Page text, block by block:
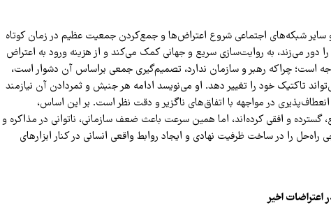
و سایر شبکه‌های اجتماعی شروع اعتراض‌ها و جمع‌کردن جمعیت عظیم در زمان کوتاه
دور می‌زند، به روایت‌سازی سریع و جهانی کمک می‌کند و از هزینه ورود به اعتراض
است؛ چراکه رهبر و سازمان ندارد، تصمیم‌گیری جمعی براساس آن دشوار است،
تاکتیک خود را تغییر دهد. او می‌نویسد ادامه هر جنبش و ثمردادن آن نیازمند
انعطاف‌پذیری در مواجهه با اتفاق‌های ناگزیر و دقت نظر است. بر این اساس،
گسترده و افقی کرده‌اند، اما همین سرعت باعث ضعف سازمانی، ناتوانی در مذاکره و
را در ساخت ظرفیت نهادی و ایجاد روابط واقعی انسانی در کنار ابزارهای
اخیر